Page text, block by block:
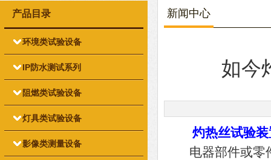
产品目录
环境类试验设备
IP防水测试系列
阻燃类试验设备
灯具类试验设备
影像类测量设备
新闻中心
如今
灼热丝试验
电器部件或零件